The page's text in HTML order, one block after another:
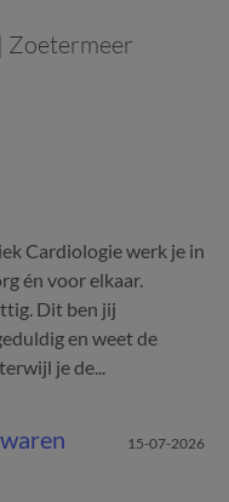
Zoetermeer
Cardiologie werk je in
én voor elkaar.
Dit ben jij
en weet de
je de...
15-07-2026